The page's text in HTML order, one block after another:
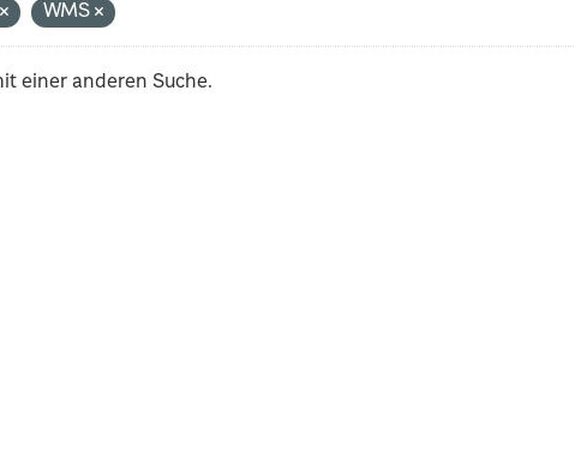
WMS
einer anderen Suche.